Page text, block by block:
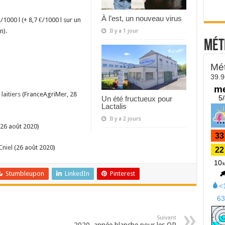
À l’est, un nouveau virus
Il y a 1 jour
Un été fructueux pour
Lactalis
Il y a 2 jours
l (+ 8,7 €/1000 l sur un
(FranceAgriMer, 28
août 2020)
(26 août 2020)
Stumbleupon LinkedIn Pinterest
Suivant